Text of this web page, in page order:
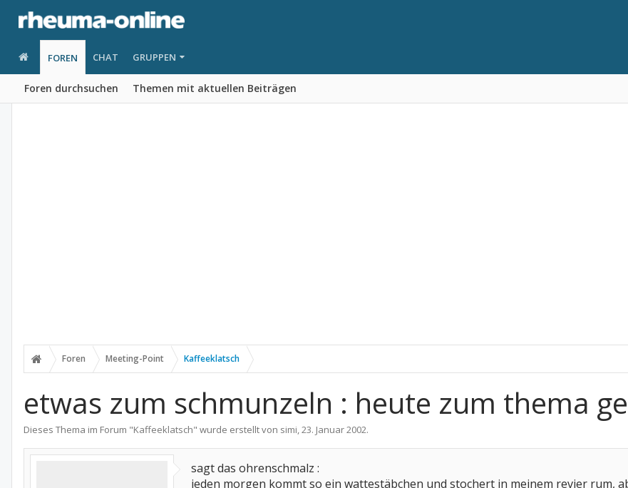
FOREN
Foren durchsuchen Themen mit aktuellen Beiträgen
CHAT GRUPPEN
Foren Meeting-Point Kaffeeklatsch
etwas zum schmunzeln : heute zum thema
Dieses Thema im Forum "Kaffeeklatsch" wurde erstellt von simi,23. Januar 2002.
sagt das ohrenschmalz :
jeden morgen kommt so ein wattestäbchen und stochert in meinem revier rum,